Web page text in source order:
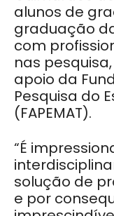
alunos de
graduação
com
nas
apoio da
Pesquisa do
(FAPEMAT).
“É
solução de
e por